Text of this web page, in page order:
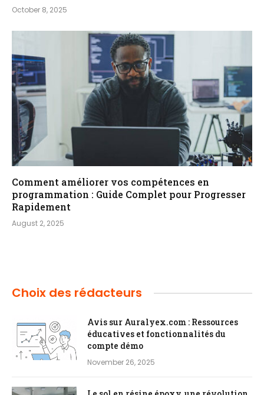
October 8, 2025
Comment améliorer vos compétences en
programmation : Guide Complet pour Progresser
Rapidement
August 2, 2025
Choix des rédacteurs
Avis sur Auralyex.com : Ressources
éducatives et fonctionnalités du
compte démo
November 26, 2025